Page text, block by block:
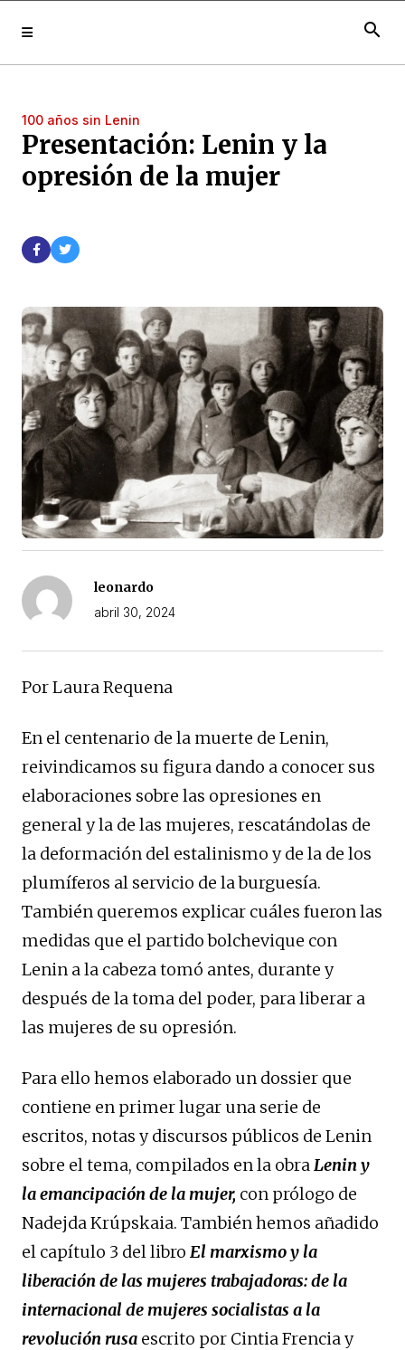
search
100 años sin Lenin
Presentación: Lenin y la
opresión de la mujer
leonardo
abril 30, 2024
Por Laura Requena
En el centenario de la muerte de Lenin,
reivindicamos su figura dando a conocer sus
elaboraciones sobre las opresiones en
general y la de las mujeres, rescatándolas de
la deformación del estalinismo y de la de los
plumíferos al servicio de la burguesía.
También queremos explicar cuáles fueron las
medidas que el partido bolchevique con
Lenin a la cabeza tomó antes, durante y
después de la toma del poder, para liberar a
las mujeres de su opresión.
Para ello hemos elaborado un dossier que
contiene en primer lugar una serie de
escritos, notas y discursos públicos de Lenin
sobre el tema, compilados en la obraLenin y
la emancipación de la mujer, con prólogo de
Nadejda Krúpskaia. También hemos añadido
el capítulo 3 del libro El marxismo y la
liberación de las mujeres trabajadoras: de la
internacional de mujeres socialistas a la
revolución rusa escrito por Cintia Frencia y